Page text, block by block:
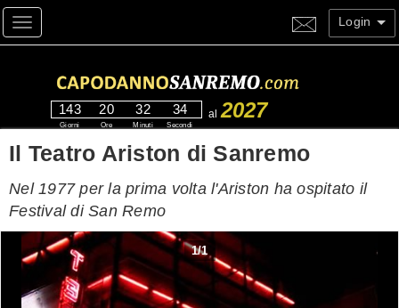
Toggle navigation Login
143
Giorni
20
Ore
32
Minuti
33
Secondi
al 2027
Il Teatro Ariston di Sanremo
Nel 1977 per la prima volta l'Ariston ha ospitato il
Festival di San Remo
1/1